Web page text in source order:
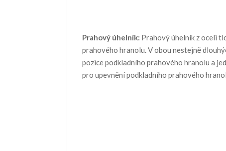
Prahový úhelník: Prahový úhelník z oceli
prahového hranolu. V obou nestejně
pozice podkladního prahového hranolu a
pro upevnění podkladního prahového